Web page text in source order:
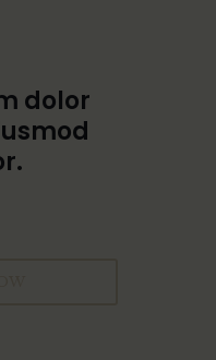
dolor